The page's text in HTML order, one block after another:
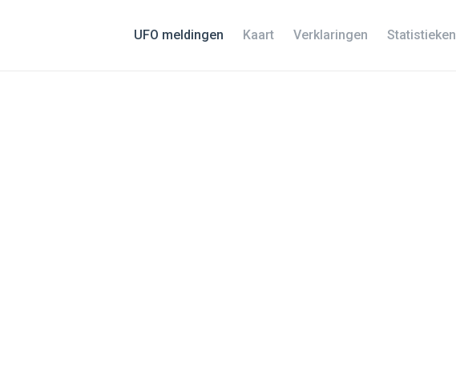
UFO meldingen Kaart Verklaringen Statistieken